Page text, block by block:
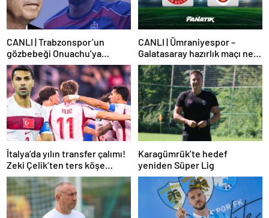
CANLI | Trabzonspor’un
gözbebeği Onuachu’ya
Fenerbahçe’den teklif!
Transfer piyasasını
darmaduman eden iddia
CANLI | Ümraniyespor –
Galatasaray hazırlık maçı ne
zaman, saat kaçta hangi
kanalda? Galatasaray maçı
şifresiz mi?
İtalya’da yılın transfer çalımı!
Zeki Çelik’ten ters köşe…
Karagümrük’te hedef
yeniden Süper Lig